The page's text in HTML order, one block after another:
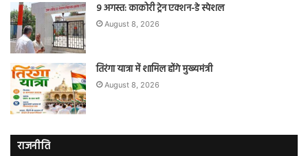
9 अगस्त: काकोरी ट्रेन एक्शन-डे स्पेशल
August 8, 2026
तिरंगा यात्रा में शामिल होंगे मुख्यमंत्री
August 8, 2026
राजनीति